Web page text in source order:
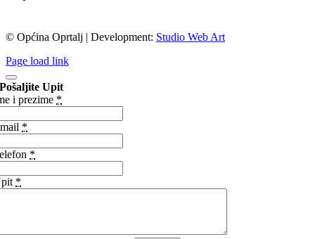
© Općina Oprtalj | Development: Studio Web Art
Page load link
Pošaljite Upit
i prezime *
*
*
*